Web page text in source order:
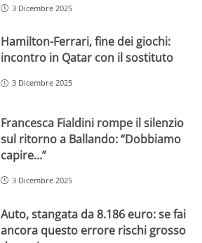
3 Dicembre 2025
Hamilton-Ferrari, fine dei giochi:
incontro in Qatar con il sostituto
3 Dicembre 2025
Francesca Fialdini rompe il silenzio
sul ritorno a Ballando: “Dobbiamo
capire…”
3 Dicembre 2025
Auto, stangata da 8.186 euro: se fai
ancora questo errore rischi grosso